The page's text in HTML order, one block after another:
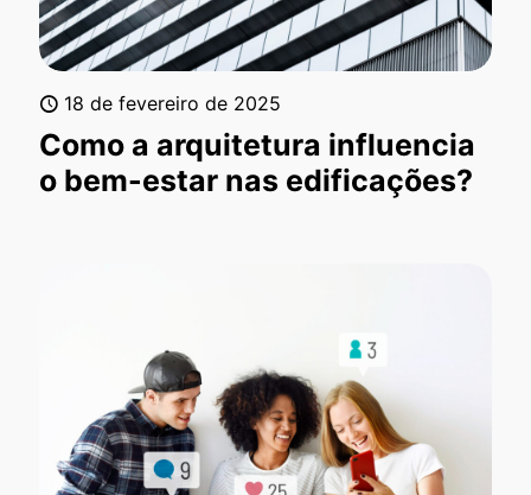
18 de fevereiro de 2025
Como a arquitetura influencia
o bem-estar nas edificações?